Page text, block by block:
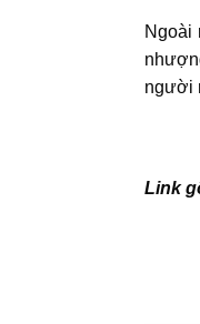
Ngoài
người
Link